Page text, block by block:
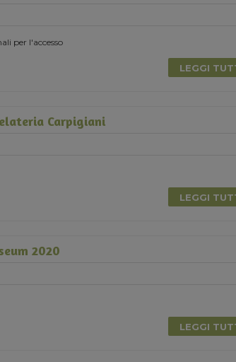
per l'accesso
LEGGI
Carpigiani
LEGGI
2020
LEGGI